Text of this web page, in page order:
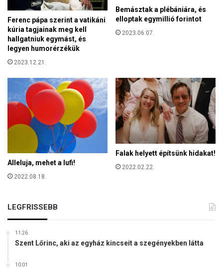
Ferenc pápa szerint a vatikáni
kúria tagjainak meg kell
hallgatniuk egymást, és
legyen humorérzékük
2023.12.21.
Bemásztak a plébániára, és
elloptak egymillió forintot
2023.06.07.
Alleluja, mehet a lufi!
2022.08.18.
Falak helyett építsünk hidakat!
2022.02.22.
LEGFRISSEBB
11:26
Szent Lőrinc, aki az egyház kincseit a szegényekben látta
10:01